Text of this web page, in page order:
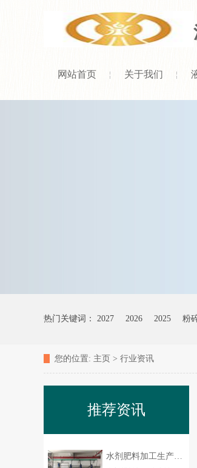
网站首页 关于我们
热门关键词： 2027 2026 2025 粉
您的位置: 主页 > 行业资讯
推荐资讯
水剂肥料加工生产设备的市场前景如何？